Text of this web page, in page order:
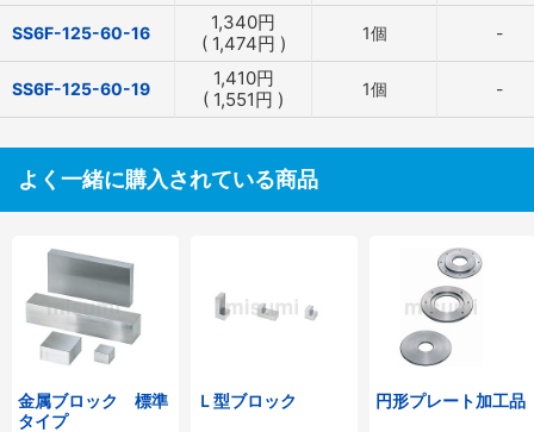
SS6F-125-60-16 1,340円
( 1,474円 ) 1個 -
SS6F-125-60-19 1,410円
( 1,551円 ) 1個 -
よく一緒に購入されている商品
金属ブロック 標準
タイプ
Ｌ型ブロック 円形プレート加工品